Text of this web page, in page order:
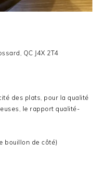
QC J4X 2T4
des plats, pour la qualité
le rapport qualité-
bouillon de côté)